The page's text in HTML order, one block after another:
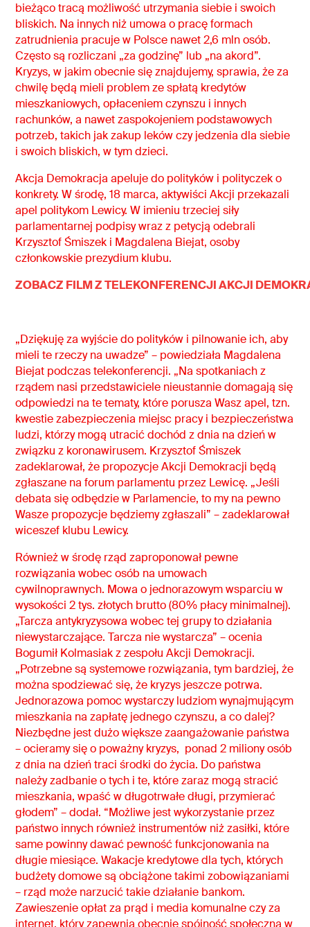
bieżąco tracą możliwość utrzymania siebie i swoich
bliskich. Na innych niż umowa o pracę formach
zatrudnienia pracuje w Polsce nawet 2,6 mln osób.
Często są rozliczani „za godzinę” lub „na akord”.
Kryzys, w jakim obecnie się znajdujemy, sprawia, że za
chwilę będą mieli problem ze spłatą kredytów
mieszkaniowych, opłaceniem czynszu i innych
rachunków, a nawet zaspokojeniem podstawowych
potrzeb, takich jak zakup leków czy jedzenia dla siebie
i swoich bliskich, w tym dzieci.
Akcja Demokracja apeluje do polityków i polityczek o
konkrety. W środę, 18 marca, aktywiści Akcji przekazali
apel politykom Lewicy. W imieniu trzeciej siły
parlamentarnej podpisy wraz z petycją odebrali
Krzysztof Śmiszek i Magdalena Biejat, osoby
członkowskie prezydium klubu.
ZOBACZ FILM Z TELEKONFERENCJI AKCJI
„Dziękuję za wyjście do polityków i pilnowanie ich, aby
mieli te rzeczy na uwadze” – powiedziała Magdalena
Biejat podczas telekonferencji. „Na spotkaniach z
rządem nasi przedstawiciele nieustannie domagają się
odpowiedzi na te tematy, które porusza Wasz apel, tzn.
kwestie zabezpieczenia miejsc pracy i bezpieczeństwa
ludzi, którzy mogą utracić dochód z dnia na dzień w
związku z koronawirusem. Krzysztof Śmiszek
zadeklarował, że propozycje Akcji Demokracji będą
zgłaszane na forum parlamentu przez Lewicę. „Jeśli
debata się odbędzie w Parlamencie, to my na pewno
Wasze propozycje będziemy zgłaszali” – zadeklarował
wiceszef klubu Lewicy.
Również w środę rząd zaproponował pewne
rozwiązania wobec osób na umowach
cywilnoprawnych. Mowa o jednorazowym wsparciu w
wysokości 2 tys. złotych brutto (80% płacy minimalnej).
„Tarcza antykryzysowa wobec tej grupy to działania
niewystarczające. Tarcza nie wystarcza” – ocenia
Bogumił Kolmasiak z zespołu Akcji Demokracji.
„Potrzebne są systemowe rozwiązania, tym bardziej, że
można spodziewać się, że kryzys jeszcze potrwa.
Jednorazowa pomoc wystarczy ludziom wynajmującym
mieszkania na zapłatę jednego czynszu, a co dalej?
Niezbędne jest dużo większe zaangażowanie państwa
– ocieramy się o poważny kryzys, ponad 2 miliony osób
z dnia na dzień traci środki do życia. Do państwa
należy zadbanie o tych i te, które zaraz mogą stracić
mieszkania, wpaść w długotrwałe długi, przymierać
głodem” – dodał. “Możliwe jest wykorzystanie przez
państwo innych również instrumentów niż zasiłki, które
same powinny dawać pewność funkcjonowania na
długie miesiące. Wakacje kredytowe dla tych, których
budżety domowe są obciążone takimi zobowiązaniami
– rząd może narzucić takie działanie bankom.
Zawieszenie opłat za prąd i media komunalne czy za
internet, który zapewnia obecnie spójność społeczną w